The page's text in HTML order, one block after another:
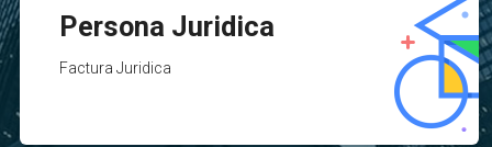
Persona Juridica
Factura Juridica